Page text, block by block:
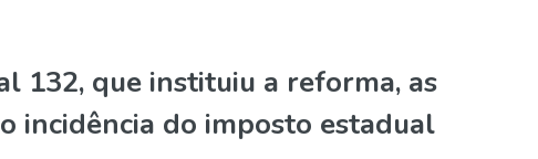
132, que instituiu a reforma, as
incidência do imposto estadual